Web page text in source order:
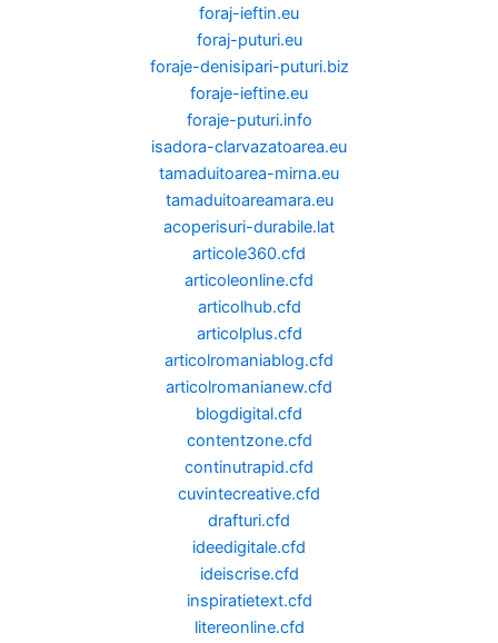
foraj-ieftin.eu
foraj-puturi.eu
foraje-denisipari-puturi.biz
foraje-ieftine.eu
foraje-puturi.info
isadora-clarvazatoarea.eu
tamaduitoarea-mirna.eu
tamaduitoareamara.eu
acoperisuri-durabile.lat
articole360.cfd
articoleonline.cfd
articolhub.cfd
articolplus.cfd
articolromaniablog.cfd
articolromanianew.cfd
blogdigital.cfd
contentzone.cfd
continutrapid.cfd
cuvintecreative.cfd
drafturi.cfd
ideedigitale.cfd
ideiscrise.cfd
inspiratietext.cfd
litereonline.cfd